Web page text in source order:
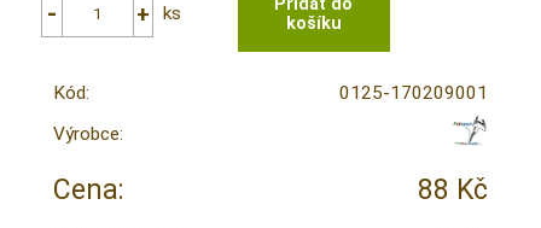
ks
Kód:
0125-170209001
Výrobce:
Cena: 88 Kč